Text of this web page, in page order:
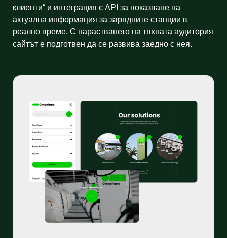
клиенти“ и интеграция с API за показване на
актуална информация за зарядните станции в
реално време. С нарастването на тяхната аудитория
сайтът е подготвен да се развива заедно с нея.